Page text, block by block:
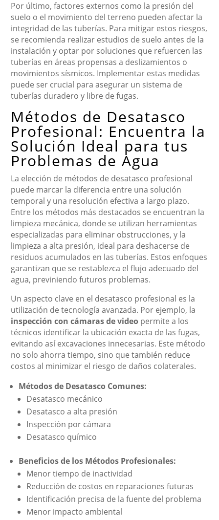
Por último, factores externos como la presión del
suelo o el movimiento del terreno pueden afectar la
integridad de las tuberías. Para mitigar estos riesgos,
se recomienda realizar estudios de suelo antes de la
instalación y optar por soluciones que refuercen las
tuberías en áreas propensas a deslizamientos o
movimientos sísmicos. Implementar estas medidas
puede ser crucial para asegurar un sistema de
tuberías duradero y libre de fugas.
Métodos de Desatasco
Profesional: Encuentra la
Solución Ideal para tus
Problemas de Agua
La elección de métodos de desatasco profesional
puede marcar la diferencia entre una solución
temporal y una resolución efectiva a largo plazo.
Entre los métodos más destacados se encuentran la
limpieza mecánica, donde se utilizan herramientas
especializadas para eliminar obstrucciones, y la
limpieza a alta presión, ideal para deshacerse de
residuos acumulados en las tuberías. Estos enfoques
garantizan que se restablezca el flujo adecuado del
agua, previniendo futuros problemas.
Un aspecto clave en el desatasco profesional es la
utilización de tecnología avanzada. Por ejemplo, la
inspección con cámaras de video permite a los
técnicos identificar la ubicación exacta de las fugas,
evitando así excavaciones innecesarias. Este método
no solo ahorra tiempo, sino que también reduce
costos al minimizar el riesgo de daños colaterales.
Métodos de Desatasco Comunes:
Desatasco mecánico
Desatasco a alta presión
Inspección por cámara
Desatasco químico
Beneficios de los Métodos Profesionales:
Menor tiempo de inactividad
Reducción de costos en reparaciones futuras
Identificación precisa de la fuente del problema
Menor impacto ambiental